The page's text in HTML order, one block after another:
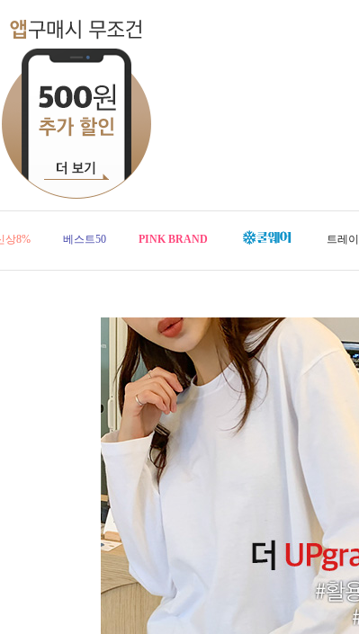
상8% 베스트50 PINK BRAND 트레